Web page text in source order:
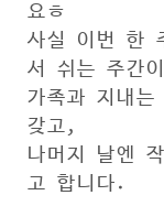
요ㅎ
사실 이번 한
서 쉬는 주간
가족과 지내
갖고,
나머지 날엔
고 합니다.